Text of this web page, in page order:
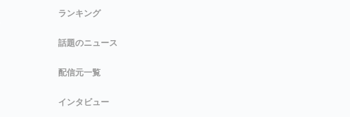
ランキング
話題のニュース
配信元一覧
インタビュー